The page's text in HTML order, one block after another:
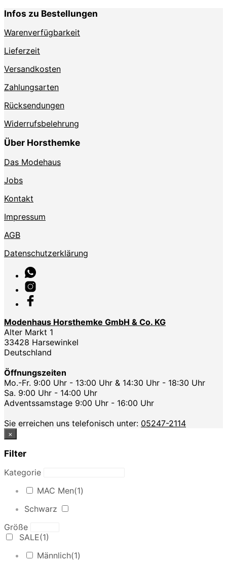
Infos zu Bestellungen
Warenverfügbarkeit
Lieferzeit
Versandkosten
Zahlungsarten
Rücksendungen
Widerrufsbelehrung
Über Horsthemke
Das Modehaus
Jobs
Kontakt
Impressum
AGB
Datenschutzerklärung
Modenhaus Horsthemke GmbH & Co. KG
Alter Markt 1
33428 Harsewinkel
Deutschland
Öffnungszeiten
Mo.-Fr. 9:00 Uhr - 13:00 Uhr & 14:30 Uhr - 18:30 Uhr
Sa. 9:00 Uhr - 14:00 Uhr
Adventssamstage 9:00 Uhr - 16:00 Uhr
Sie erreichen uns telefonisch unter: 05247-2114
×
Filter
Kategorie
MAC Men(1)
Schwarz
Größe
SALE(1)
Männlich(1)